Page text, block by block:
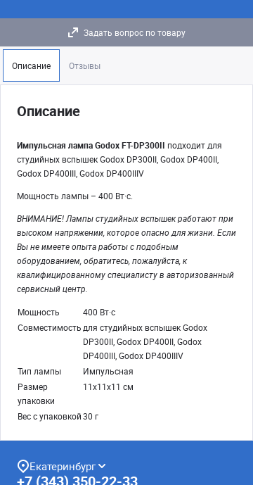
Задать вопрос по товару
Описание Отзывы
Описание
Импульсная лампа Godox FT-DP300II подходит для
студийных вспышек Godox DP300II, Godox DP400II,
Godox DP400III, Godox DP400IIIV
Мощность лампы – 400 Вт·с.
ВНИМАНИЕ! Лампы студийных вспышек работают при
высоком напряжении, которое опасно для жизни. Если
Вы не имеете опыта работы с подобным
оборудованием, обратитесь, пожалуйста, к
квалифицированному специалисту в авторизованный
сервисный центр.
Мощность
400 Вт·с
Совместимость для студийных вспышек Godox
DP300II, Godox DP400II, Godox
DP400III, Godox DP400IIIV
Тип лампы
Импульсная
Размер
упаковки
11х11х11 см
Вес с упаковкой30 г
Екатеринбург
+7 (343) 350-22-33